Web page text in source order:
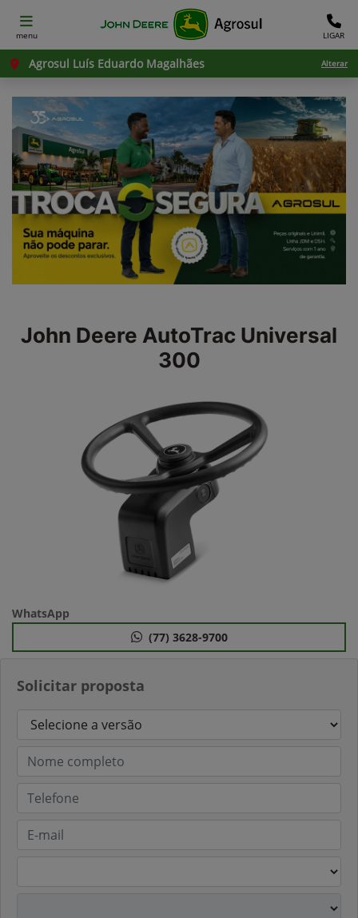
menu LIGAR
Agrosul Luís Eduardo Magalhães Alterar
John Deere AutoTrac Universal
300
Solicitar proposta
WhatsApp
(77) 3628-9700